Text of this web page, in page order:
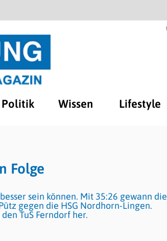
Politik Wissen Lifestyle
Folge
sein können. Mit 35:26 gewann die
gegen die HSG Nordhorn-Lingen.
TuS Ferndorf her.